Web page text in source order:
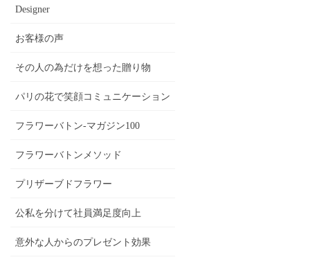
Designer
お客様の声
その人の為だけを想った贈り物
パリの花で笑顔コミュニケーション
フラワーバトン-マガジン100
フラワーバトンメソッド
プリザーブドフラワー
公私を分けて社員満足度向上
意外な人からのプレゼント効果